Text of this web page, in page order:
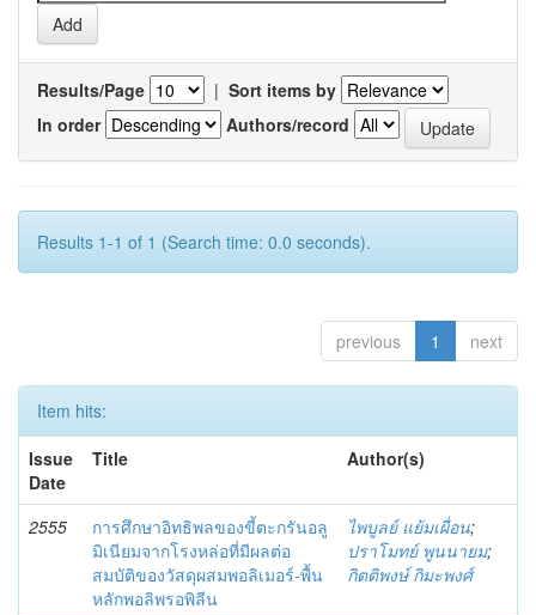
Results/Page | Sort items by
In order
Authors/record
Results 1-1 of 1 (Search time: 0.0 seconds).
previous 1 next
Item hits:
Issue
Date
Title Author(s)
2555
การศึกษาอิทธิพลของขี้ตะกรันอลู
มิเนียมจากโรงหล่อที่มีผลต่อ
สมบัติของวัสดุผสมพอลิเมอร์-พื้น
หลักพอลิพรอพิลีน
ไพบูลย์ แย้มเผื่อน;
ปราโมทย์ พูนนายม;
กิตติพงษ์ กิมะพงศ์